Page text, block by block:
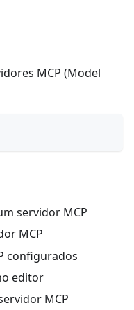
MCP (Model
servidor MCP
MCP
configurados
editor
MCP